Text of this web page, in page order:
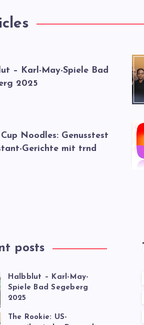
– Karl-May-Spiele Bad
2025
Noodles: Genusstest
Gerichte mit trnd
posts
Halbblut – Karl-May-
Spiele Bad Segeberg
2025
The Rookie: US-